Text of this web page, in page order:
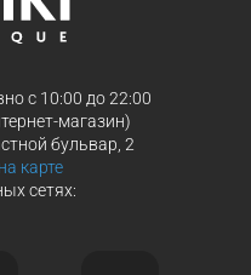
с 10:00 до 22:00
магазин)
бульвар, 2
карте
сетях: